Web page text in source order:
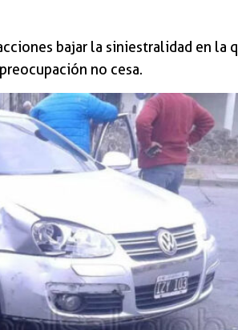
bajar la siniestralidad en la
no cesa.